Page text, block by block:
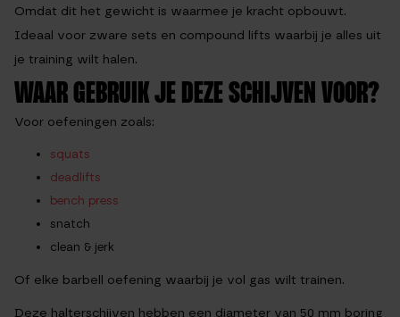
Omdat dit het gewicht is waarmee je kracht opbouwt.
Ideaal voor zware sets en compound lifts waarbij je alles uit
je training wilt halen.
WAAR GEBRUIK JE DEZE SCHIJVEN VOOR?
Voor oefeningen zoals:
squats
deadlifts
bench press
snatch
clean & jerk
Of elke barbell oefening waarbij je vol gas wilt trainen.
Deze halterschijven hebben een diameter van 50 mm boring